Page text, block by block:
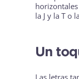
la J y la T o
Un
Las letras